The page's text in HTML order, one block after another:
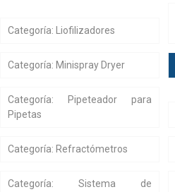
Categoría: Liofilizadores
Categoría: Minispray Dryer
Categoría: Pipeteador para
Pipetas
Categoría: Refractómetros
Categoría: Sistema de